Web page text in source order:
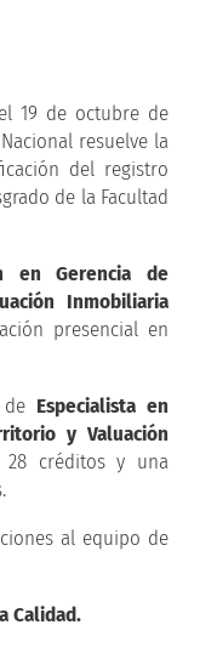
19 de octubre de
resuelve la
del registro
de la Facultad
en Gerencia de
Inmobiliaria
presencial en
Especialista en
y Valuación
créditos y una
al equipo de
Calidad.